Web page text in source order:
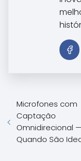
Microfones com
Captação
Omnidirecional —
Quando São